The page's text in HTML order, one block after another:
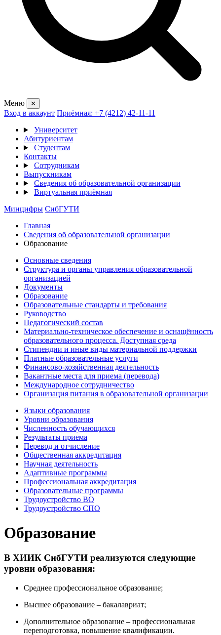
Меню ✕
Вход в аккаунт Приёмная: +7 (4212) 42-11-11
Университет
Абитуриентам
Студентам
Контакты
Сотрудникам
Выпускникам
Сведения об образовательной организации
Виртуальная приёмная
Минцифры СибГУТИ
Главная
Сведения об образовательной организации
Образование
Основные сведения
Структура и органы управления образовательной
организацией
Документы
Образование
Образовательные стандарты и требования
Руководство
Педагогический состав
Материально-техническое обеспечение и оснащённость
образовательного процесса. Доступная среда
Стипендии и иные виды материальной поддержки
Платные образовательные услуги
Финансово-хозяйственная деятельность
Вакантные места для приема (перевода)
Международное сотрудничество
Организация питания в образовательной организации
Языки образования
Уровни образования
Численность обучающихся
Результаты приема
Перевод и отчисление
Общественная аккредитация
Научная деятельность
Адаптивные программы
Профессиональная аккредитация
Образовательные программы
Трудоустройство ВО
Трудоустройство СПО
Образование
В ХИИК СибГУТИ реализуются следующие
уровни образования:
Среднее профессиональное образование;
Высшее образование – бакалавриат;
Дополнительное образование – профессиональная
переподготовка, повышение квалификации.